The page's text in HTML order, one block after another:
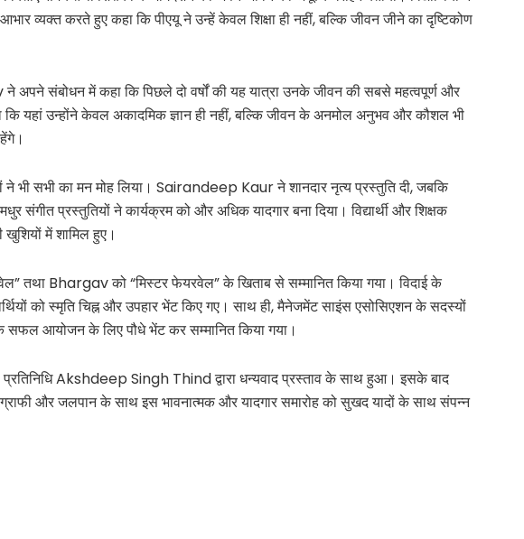
व्यक्त करते हुए कहा कि पीएयू ने उन्हें केवल शिक्षा ही नहीं, बल्कि जीवन जीने का दृष्टिकोण
अपने संबोधन में कहा कि पिछले दो वर्षों की यह यात्रा उनके जीवन की सबसे महत्वपूर्ण और
कि यहां उन्होंने केवल अकादमिक ज्ञान ही नहीं, बल्कि जीवन के अनमोल अनुभव और कौशल भी
ने भी सभी का मन मोह लिया। Sairandeep Kaur ने शानदार नृत्य प्रस्तुति दी, जबकि
प्रस्तुतियों ने कार्यक्रम को और अधिक यादगार बना दिया। विद्यार्थी और शिक्षक
में शामिल हुए।
तथा Bhargav को “मिस्टर फेयरवेल” के खिताब से सम्मानित किया गया। विदाई के
को स्मृति चिह्न और उपहार भेंट किए गए। साथ ही, मैनेजमेंट साइंस एसोसिएशन के सदस्यों
के सफल आयोजन के लिए पौधे भेंट कर सम्मानित किया गया।
प्रतिनिधि Akshdeep Singh Thind द्वारा धन्यवाद प्रस्ताव के साथ हुआ। इसके बाद
और जलपान के साथ इस भावनात्मक और यादगार समारोह को सुखद यादों के साथ संपन्न